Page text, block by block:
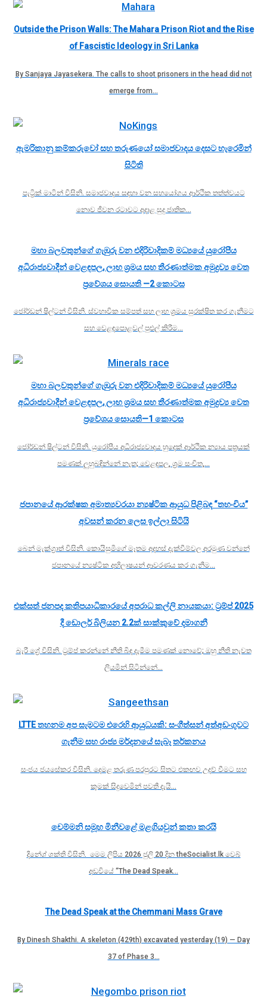
Outside the Prison Walls: The Mahara Prison Riot and the Rise
of Fascistic Ideology in Sri Lanka
By Sanjaya Jayasekera. The calls to shoot prisoners in the head did not
emerge from…
ඇමරිකානු කම්කරුවෝ සහ තරුණයෝ සමාජවාදය දෙසට හැරෙමින්
සිටිති
පැට්‍රික් මාටින් විසිනි. සමාජවාදය සඳහා වන සහයෝගය ආර්ථික තත්ත්වයට
නොව ජීවන රටාවට අදාළ සුදු ජාතික…
මහා බලවතුන්ගේ ගැඹුරු වන එදිරිවාදිකම් මධ්‍යයේ යුරෝපීය
අධිරාජ්‍යවාදීන් වෙළඳපල, ලාභ ශ්‍රමය සහ තීරණාත්මක අමුද්‍රව්‍ය වෙත
ප්‍රවේශය සොයති —2 කොටස
ජෝර්ඩන් ෂිල්ටන් විසිනි. ස්වභාවික සම්පත් සහ ලාභ ශ්‍රමය සුරක්ෂිත කර ගැනීමට
සහ වෙළඳපොළවල් පුළුල් කිරීම…
මහා බලවතුන්ගේ ගැඹුරු වන එදිරිවාදිකම් මධ්‍යයේ යුරෝපීය
අධිරාජ්‍යවාදීන් වෙළඳපල, ලාභ ශ්‍රමය සහ තීරණාත්මක අමුද්‍රව්‍ය වෙත
ප්‍රවේශය සොයති—1 කොටස
ජෝර්ඩන් ෂිල්ටන් විසිනි. යුරෝපීය අධිරාජ්‍යවාදය හුදෙක් ආර්ථික න්‍යාය පත්‍රයක්
පමණක් ලුහුබඳින්නේ නැත; වෙළඳපල, ශ්‍රම සංචිත,…
ජපානයේ ආරක්ෂක අමාත්‍යවරයා න්‍යෂ්ටික ආයුධ පිළිබඳ “තහංචිය”
අවසන් කරන ලෙස ඉල්ලා සිටියි
බෙන් මැක්ග්‍රාත් විසිනි. කොයිසුමිගේ මෑතම අදහස් දැක්වීම්වල අරමුණ වන්නේ
ජපානයේ න්‍යෂ්ටික අභිලාෂයන් ආවරණය කර ගැනීම…
එක්සත් ජනපද කතිපයාධිකාරයේ අපරාධ කල්ලි නායකයා: ට්‍රම්ප් 2025
දී ඩොලර් බිලියන 2.2ක් සාක්කුවේ දමාගනී
බැරී ග්‍රේ විසිනි. ට්‍රම්ප් කරන්නේ නීති බිඳ දැමීම පමණක් නොවේ; ඔහු නීති නැවත
ලියමින් සිටින්නේ…
LTTE තහනම අප සැමටම එරෙහි ආයුධයකි: සංගීත්සන් අත්අඩංගුවට
ගැනීම සහ රාජ්‍ය මර්දනයේ සැබෑ තර්කනය
සංජය ජයසේකර විසිනි. දෙමළ තරුණ පරපුරට සිතට එකඟව උදව් වීමට සහ
කුමක් සිදුවෙමින් පවතී දැයි…
චෙම්මනි සමූහ මිනීවළේ මළගියවුන් කතා කරයි
දිනේශ් ශක්ති විසිනි. මෙම ලිපිය 2026 ජුලි 20 දින theSocialist.lk වෙබ්
අඩවියේ “The Dead Speak…
The Dead Speak at the Chemmani Mass Grave
By Dinesh Shakthi. A skeleton (429th) excavated yesterday (19) — Day
37 of Phase 3…